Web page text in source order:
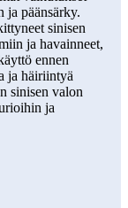
ja päänsärky.
sinisen
ja havainneet,
ennen
ja häiriintyä
sinisen valon
ja